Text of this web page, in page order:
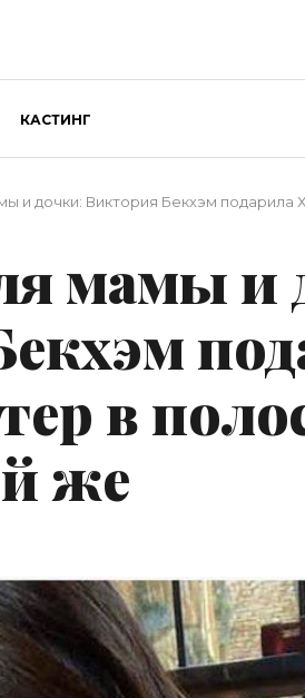
КАСТИНГ
и дочки: Виктория Бекхэм подарила
мамы и
в
же